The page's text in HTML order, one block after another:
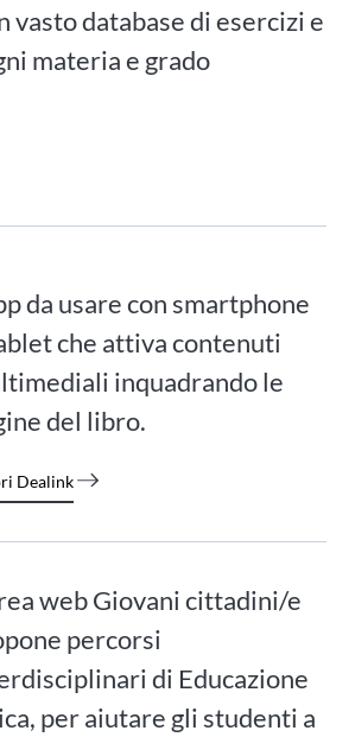
vasto database di esercizi e
materia e grado
da usare con smartphone
che attiva contenuti
inquadrando le
del libro.
Dealink
web Giovani cittadini/e
percorsi
di Educazione
per aiutare gli studenti a